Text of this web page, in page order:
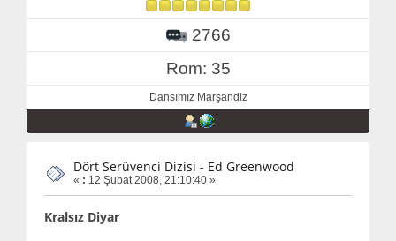
2766
Rom: 35
Dansımız Marşandiz
Dört Serüvenci Dizisi - Ed Greenwood
« : 12 Şubat 2008, 21:10:40 »
Kralsız Diyar